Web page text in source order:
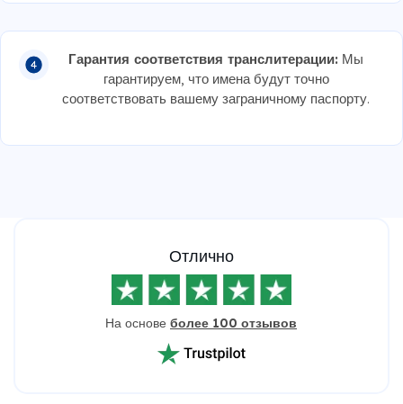
Гарантия соответствия транслитерации: Мы
гарантируем, что имена будут точно
соответствовать вашему заграничному паспорту.
Отлично
На основе более 100 отзывов